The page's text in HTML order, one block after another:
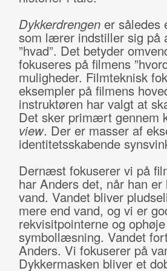
Dykkerdrengener således
som lærer indstiller sig på
”hvad”. Det betyder
fokuseres på filmens
muligheder. Filmteknisk
eksempler på filmens
instruktøren har valgt at
Det sker primært gennem
view. Der er masser af
identitetsskabende
Dernæst fokuserer vi på
har Anders det, når han
vand. Vandet bliver
mere end vand, og vi er
rekvisitpointerne og
symbollæsning. Vandet
Anders. Vi fokuserer på
Dykkermasken bliver et